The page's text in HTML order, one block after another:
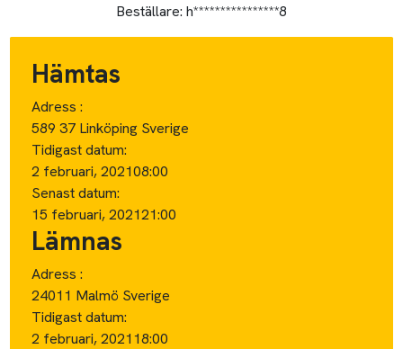
Beställare: h****************8
Hämtas
Adress :
589 37 Linköping Sverige
Tidigast datum:
2 februari, 202108:00
Senast datum:
15 februari, 202121:00
Lämnas
Adress :
24011 Malmö Sverige
Tidigast datum:
2 februari, 202118:00